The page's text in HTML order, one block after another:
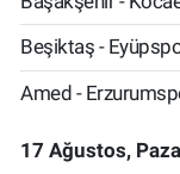
Beşiktaş -
Amed -
17 Ağustos,